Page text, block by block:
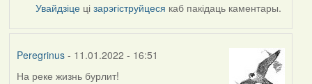
Увайдзіце цізарэгіструйцеся каб пакідаць каментары.
Peregrinus- 11.01.2022 - 16:51
На реке жизнь бурлит!